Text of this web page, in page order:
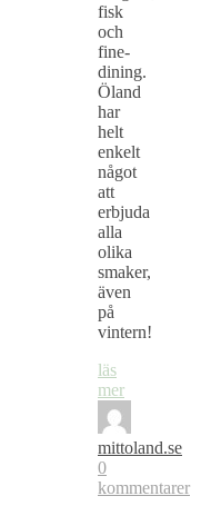
fisk
och
fine-
dining.
Öland
har
helt
enkelt
något
att
erbjuda
alla
olika
smaker,
även
på
vintern!
läs
mer
mittoland.se
0
kommentarer